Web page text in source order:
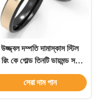
উজ্জ্বল দম্পতি দামাস্কাস স্টিল
রিং কে গোল্ড তিনটি ডায়মন্ড সহ
মরিচা প্রতিরোধী
সেরা দাম পান